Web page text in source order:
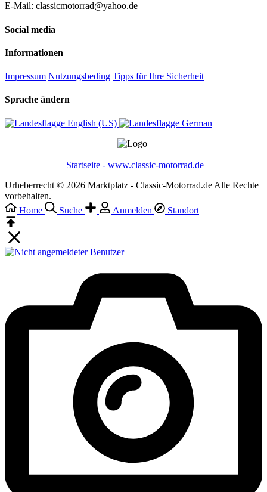
E-Mail: classicmotorrad@yahoo.de
Social media
Informationen
Impressum Nutzungsbeding Tipps für Ihre Sicherheit
Sprache ändern
English (US)‎ German‎
Startseite - www.classic-motorrad.de
Urheberrecht © 2026 Marktplatz - Classic-Motorrad.de Alle Rechte
vorbehalten.
Home
Suche Anmelden Standort